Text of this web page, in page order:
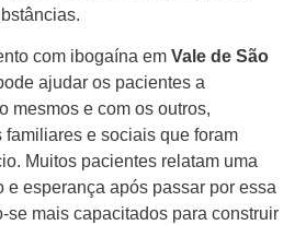
com ibogaína em Vale de São
ajudar os pacientes a
mesmos e com os outros,
e sociais que foram
Muitos pacientes relatam uma
e esperança após passar por essa
se mais capacitados para construir